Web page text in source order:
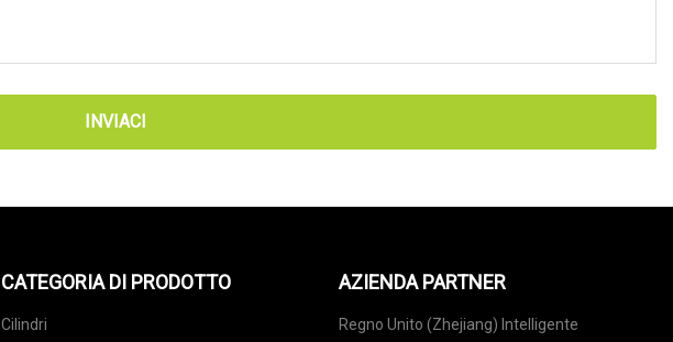
INVIACI
CATEGORIA DI PRODOTTO
Cilindri
AZIENDA PARTNER
Regno Unito (Zhejiang) Intelligente